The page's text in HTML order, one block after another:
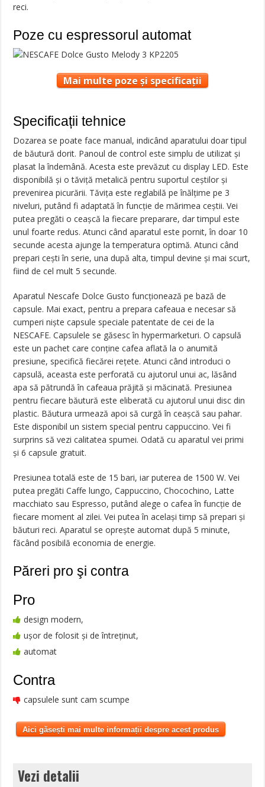
reci.
Poze cu espressorul automat
Mai multe poze și specificații
Specificații tehnice
Dozarea se poate face manual, indicând aparatului doar tipul
de băutură dorit. Panoul de control este simplu de utilizat și
plasat la îndemână. Acesta este prevăzut cu display LED. Este
disponibilă și o tăviță metalică pentru suportul ceștilor și
prevenirea picurării. Tăvița este reglabilă pe înălțime pe 3
niveluri, putând fi adaptată în funcție de mărimea ceștii. Vei
putea pregăti o ceașcă la fiecare preparare, dar timpul este
unul foarte redus. Atunci când aparatul este pornit, în doar 10
secunde acesta ajunge la temperatura optimă. Atunci când
prepari cești în serie, una după alta, timpul devine și mai scurt,
fiind de cel mult 5 secunde.
Aparatul Nescafe Dolce Gusto funcționează pe bază de
capsule. Mai exact, pentru a prepara cafeaua e necesar să
cumperi niște capsule speciale patentate de cei de la
NESCAFE. Capsulele se găsesc în hypermarketuri. O capsulă
este un pachet care conține cafea aflată la o anumită
presiune, specifică fiecărei rețete. Atunci când introduci o
capsulă, aceasta este perforată cu ajutorul unui ac, lăsând
apa să pătrundă în cafeaua prăjită și măcinată. Presiunea
pentru fiecare băutură este eliberată cu ajutorul unui disc din
plastic. Băutura urmează apoi să curgă în ceașcă sau pahar.
Este disponibil un sistem special pentru cappuccino. Vei fi
surprins să vezi calitatea spumei. Odată cu aparatul vei primi
și 6 capsule gratuit.
Presiunea totală este de 15 bari, iar puterea de 1500 W. Vei
putea pregăti Caffe lungo, Cappuccino, Chocochino, Latte
macchiato sau Espresso, putând alege o cafea în funcție de
fiecare moment al zilei. Vei putea în același timp să prepari și
băuturi reci. Aparatul se oprește automat după 5 minute,
făcând posibilă economia de energie.
Păreri pro şi contra
Pro
design modern,
ușor de folosit și de întreținut,
automat
Contra
capsulele sunt cam scumpe
Aici găsești mai multe informații despre acest produs
Vezi detalii